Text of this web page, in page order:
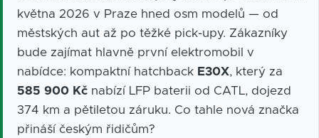
května 2026 v Praze hned osm modelů — od
městských aut až po těžké pick-upy. Zákazníky
bude zajímat hlavně první elektromobil v
nabídce: kompaktní hatchback E30X, který za
585 900 Kč nabízí LFP baterii od CATL, dojezd
374 km a pětiletou záruku. Co tahle nová značka
přináší českým řidičům?